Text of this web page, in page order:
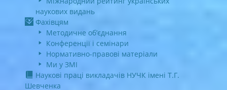
наукових видань
Фахівцям
Методичне об’єднання
Конференції і семінари
Нормативно-правові матеріали
Ми у ЗМІ
Наукові праці викладачів НУЧК імені Т.Г.
Шевченка